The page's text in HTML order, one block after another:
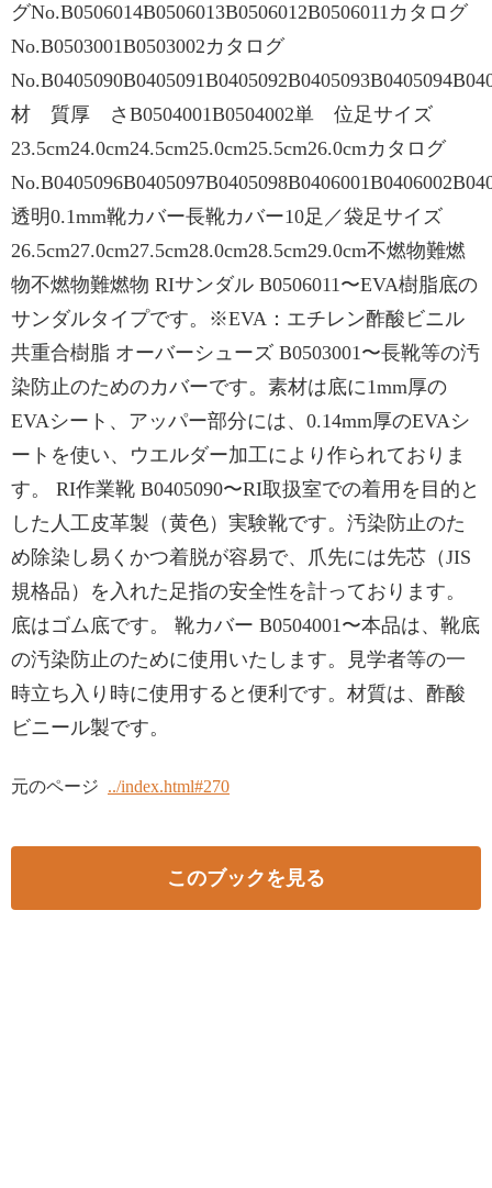
グNo.B0506014B0506013B0506012B0506011カタログ
No.B0503001B0503002カタログ
材 質厚 さB0504001B0504002単 位足サイズ
23.5cm24.0cm24.5cm25.0cm25.5cm26.0cmカタログ
透明0.1mm靴カバー長靴カバー10足／袋足サイズ
26.5cm27.0cm27.5cm28.0cm28.5cm29.0cm不燃物難燃
物不燃物難燃物 RIサンダル B0506011〜EVA樹脂底の
サンダルタイプです。※EVA：エチレン酢酸ビニル
共重合樹脂 オーバーシューズ B0503001〜長靴等の汚
染防止のためのカバーです。素材は底に1mm厚の
EVAシート、アッパー部分には、0.14mm厚のEVAシ
ートを使い、ウエルダー加工により作られておりま
す。 RI作業靴 B0405090〜RI取扱室での着用を目的と
した人工皮革製（黄色）実験靴です。汚染防止のた
め除染し易くかつ着脱が容易で、爪先には先芯（JIS
規格品）を入れた足指の安全性を計っております。
底はゴム底です。 靴カバー B0504001〜本品は、靴底
の汚染防止のために使用いたします。見学者等の一
時立ち入り時に使用すると便利です。材質は、酢酸
ビニール製です。
元のページ ../index.html#270
このブックを見る